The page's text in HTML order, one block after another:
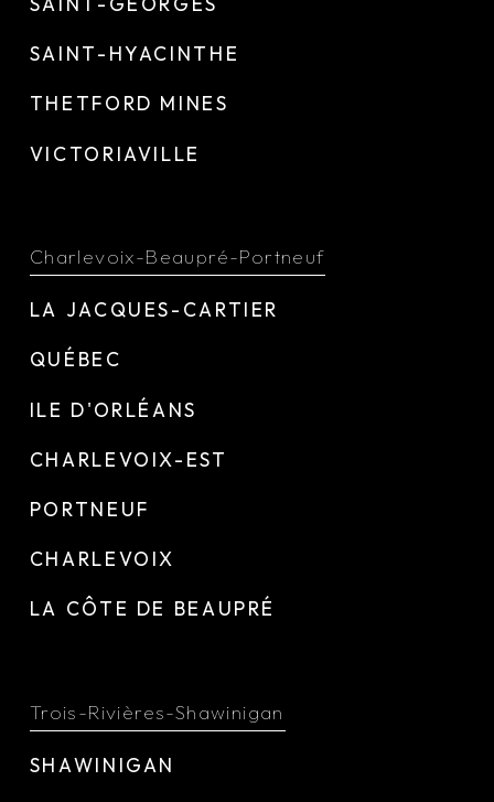
SAINT-HYACINTHE
THETFORD MINES
VICTORIAVILLE
Charlevoix-Beaupré-Portneuf
LA JACQUES-CARTIER
QUÉBEC
ILE D'ORLÉANS
CHARLEVOIX-EST
PORTNEUF
CHARLEVOIX
LA CÔTE DE BEAUPRÉ
Trois-Rivières-Shawinigan
SHAWINIGAN